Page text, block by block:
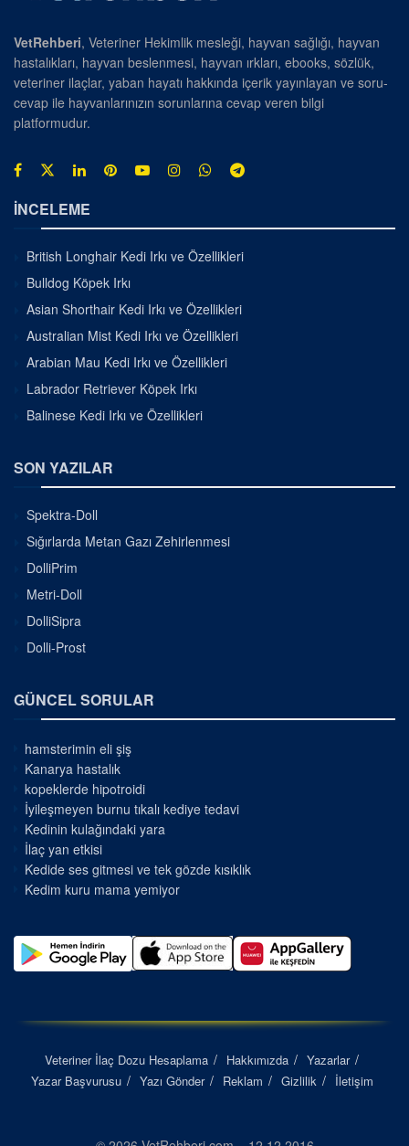
VetRehberi, Veteriner Hekimlik mesleği, hayvan sağlığı, hayvan
hastalıkları, hayvan beslenmesi, hayvan ırkları, ebooks, sözlük,
veteriner ilaçlar, yaban hayatı hakkında içerik yayınlayan ve soru-
cevap ile hayvanlarınızın sorunlarına cevap veren bilgi
platformudur.
İNCELEME
British Longhair Kedi Irkı ve Özellikleri
Bulldog Köpek Irkı
Asian Shorthair Kedi Irkı ve Özellikleri
Australian Mist Kedi Irkı ve Özellikleri
Arabian Mau Kedi Irkı ve Özellikleri
Labrador Retriever Köpek Irkı
Balinese Kedi Irkı ve Özellikleri
SON YAZILAR
Spektra-Doll
Sığırlarda Metan Gazı Zehirlenmesi
DolliPrim
Metri-Doll
DolliSipra
Dolli-Prost
GÜNCEL SORULAR
hamsterimin eli şiş
Kanarya hastalık
kopeklerde hipotroidi
İyileşmeyen burnu tıkalı kediye tedavi
Kedinin kulağındaki yara
İlaç yan etkisi
Kedide ses gitmesi ve tek gözde kısıklık
Kedim kuru mama yemiyor
Veteriner İlaç Dozu Hesaplama Hakkımızda
Yazarlar
Yazar Başvurusu
Yazı Gönder Reklam Gizlilik İletişim